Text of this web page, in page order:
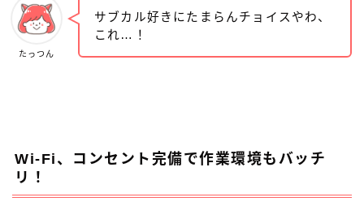
たっつん
サブカル好きにたまらんチョイスやわ、
これ…！
Wi-Fi、コンセント完備で作業環境もバッチ
リ！